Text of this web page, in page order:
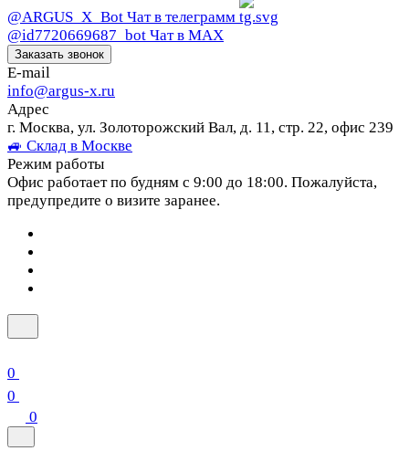
@ARGUS_X_Bot Чат в телеграмм
@id7720669687_bot Чат в МАХ
Заказать звонок
E-mail
info@argus-x.ru
Адрес
г. Москва, ул. Золоторожский Вал, д. 11, стр. 22, офис 239
🚙 Склад в Москве
Режим работы
Офис работает по будням с 9:00 до 18:00. Пожалуйста,
предупредите о визите заранее.
0
0
0